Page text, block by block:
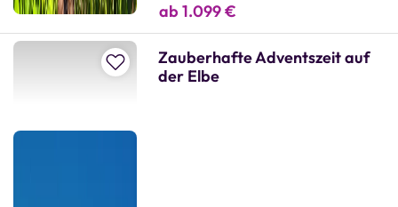
ab 1.099 €
Zur Merkliste hinzufügen
Zauberhafte Adventszeit auf
der Elbe